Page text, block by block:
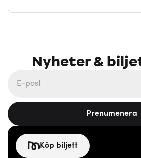
Nyheter &
Prenumenera
Köp biljett